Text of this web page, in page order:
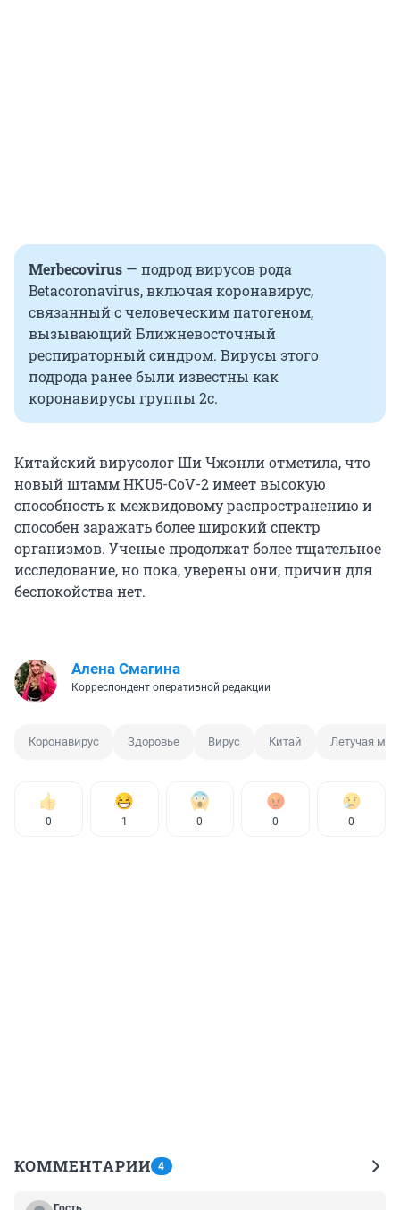
Merbecovirus — подрод вирусов рода
Betacoronavirus, включая коронавирус,
связанный с человеческим патогеном,
вызывающий Ближневосточный
респираторный синдром. Вирусы этого
подрода ранее были известны как
коронавирусы группы 2с.
Китайский вирусолог Ши Чжэнли отметила, что
новый штамм HKU5-CoV-2 имеет высокую
способность к межвидовому распространению и
способен заражать более широкий спектр
организмов. Ученые продолжат более тщательное
исследование, но пока, уверены они, причин для
беспокойства нет.
Алена Смагина
Корреспондент оперативной редакции
Коронавирус Здоровье Вирус Китай Летучая
0 1 0 0 0
КОММЕНТАРИИ 4